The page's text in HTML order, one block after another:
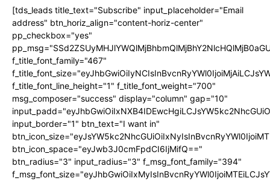
[tds_leads title_text="Subscribe" input_placeholder="Email
address" btn_horiz_align="content-horiz-center"
pp_checkbox="yes"
f_title_font_family="467"
f_title_font_line_height="1" f_title_font_weight="700"
msg_composer="success" display="column" gap="10"
input_border="1" btn_text="I want in"
btn_icon_space="eyJwb3J0cmFpdCI6IjMifQ=="
btn_radius="3" input_radius="3" f_msg_font_family="394"